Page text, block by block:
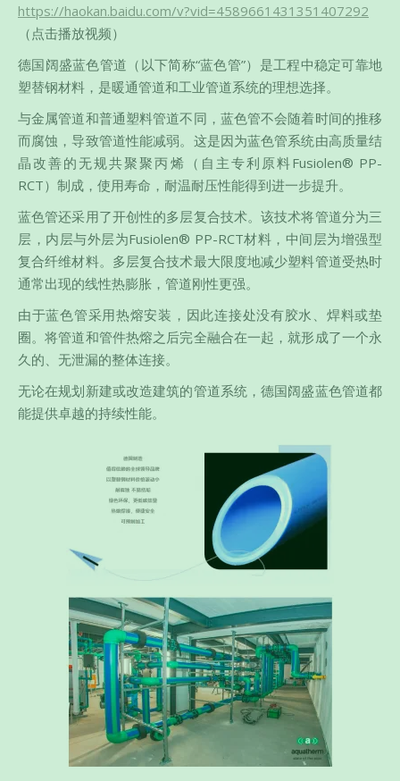
https://haokan.baidu.com/v?vid=4589661431351407292
（点击播放视频）
德国阔盛蓝色管道（以下简称“蓝色管”）是工程中稳定可靠地
塑替钢材料，是暖通管道和工业管道系统的理想选择。
与金属管道和普通塑料管道不同，蓝色管不会随着时间的推移
而腐蚀，导致管道性能减弱。这是因为蓝色管系统由高质量结
晶改善的无规共聚聚丙烯（自主专利原料Fusiolen® PP-
RCT）制成，使用寿命，耐温耐压性能得到进一步提升。
蓝色管还采用了开创性的多层复合技术。该技术将管道分为三
层，内层与外层为Fusiolen® PP-RCT材料，中间层为增强型
复合纤维材料。多层复合技术最大限度地减少塑料管道受热时
通常出现的线性热膨胀，管道刚性更强。
由于蓝色管采用热熔安装，因此连接处没有胶水、焊料或垫
圈。将管道和管件热熔之后完全融合在一起，就形成了一个永
久的、无泄漏的整体连接。
无论在规划新建或改造建筑的管道系统，德国阔盛蓝色管道都
能提供卓越的持续性能。